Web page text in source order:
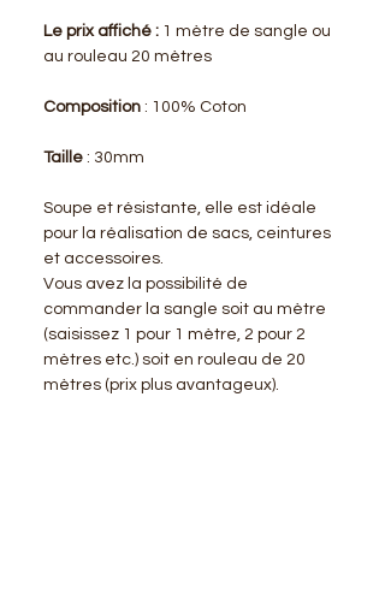
Le prix affiché : 1 mètre de sangle ou
au rouleau 20 mètres
Composition : 100% Coton
Taille : 30mm
Soupe et résistante, elle est idéale
pour la réalisation de sacs, ceintures
et accessoires.
Vous avez la possibilité de
commander la sangle soit au mètre
(saisissez 1 pour 1 mètre, 2 pour 2
mètres etc.) soit en rouleau de 20
mètres (prix plus avantageux).